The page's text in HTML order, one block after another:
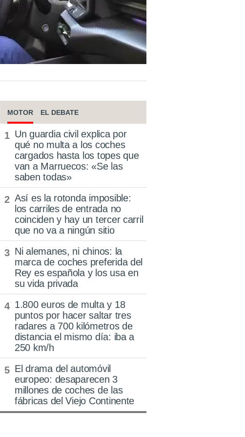
MOTOR EL DEBATE
Un guardia civil explica por
qué no multa a los coches
cargados hasta los topes que
van a Marruecos: «Se las
saben todas»
Así es la rotonda imposible:
los carriles de entrada no
coinciden y hay un tercer carril
que no va a ningún sitio
Ni alemanes, ni chinos: la
marca de coches preferida del
Rey es española y los usa en
su vida privada
1.800 euros de multa y 18
puntos por hacer saltar tres
radares a 700 kilómetros de
distancia el mismo día: iba a
250 km/h
El drama del automóvil
europeo: desaparecen 3
millones de coches de las
fábricas del Viejo Continente